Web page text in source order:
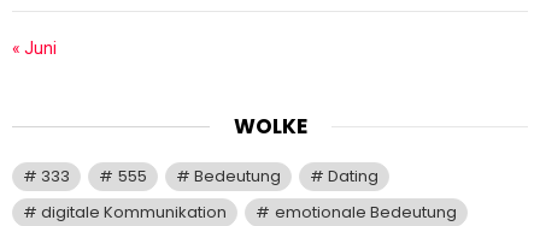
« Juni
WOLKE
333 555 Bedeutung
Dating
digitale Kommunikation
emotionale Bedeutung